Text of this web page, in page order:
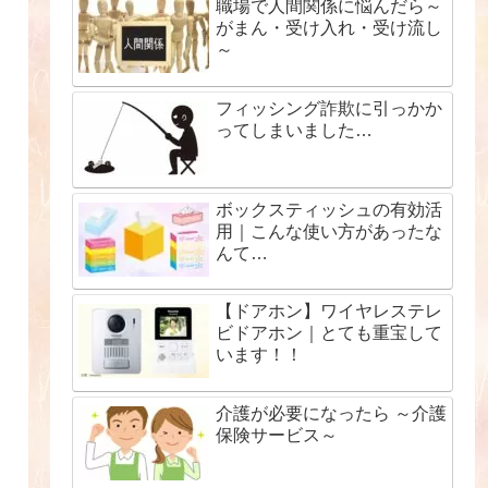
職場で人間関係に悩んだら～
がまん・受け入れ・受け流し
～
フィッシング詐欺に引っかか
ってしまいました…
ボックスティッシュの有効活
用｜こんな使い方があったな
んて…
【ドアホン】ワイヤレステレ
ビドアホン｜とても重宝して
います！！
介護が必要になったら ～介護
保険サービス～